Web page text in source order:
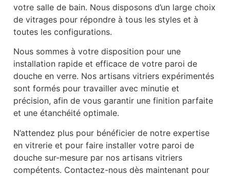
votre salle de bain. Nous disposons d’un large choix
de vitrages pour répondre à tous les styles et à
toutes les configurations.
Nous sommes à votre disposition pour une
installation rapide et efficace de votre paroi de
douche en verre. Nos artisans vitriers expérimentés
sont formés pour travailler avec minutie et
précision, afin de vous garantir une finition parfaite
et une étanchéité optimale.
N’attendez plus pour bénéficier de notre expertise
en vitrerie et pour faire installer votre paroi de
douche sur-mesure par nos artisans vitriers
compétents. Contactez-nous dès maintenant pour